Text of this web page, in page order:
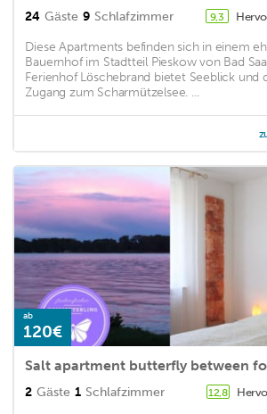
24 Gäste 9 Schlafzimmer 9,3
Diese Apartments befinden sich in einem
Bauernhof im Stadtteil Pieskow von Bad
Ferienhof Löschebrand bietet Seeblick und
Zugang zum Scharmützelsee. ...
ab
120€
2 Gäste 1 Schlafzimmer 12,8